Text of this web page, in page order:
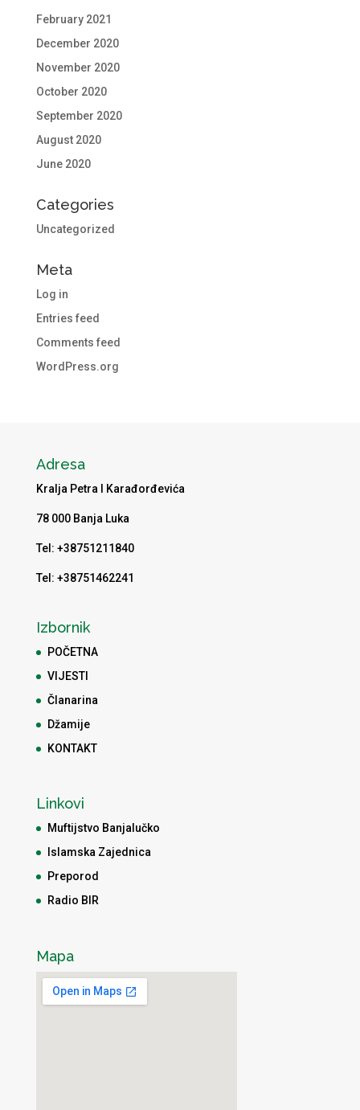
February 2021
December 2020
November 2020
October 2020
September 2020
August 2020
June 2020
Categories
Uncategorized
Meta
Log in
Entries feed
Comments feed
WordPress.org
Adresa
Kralja Petra I Karađorđevića
78 000 Banja Luka
Tel: +38751211840
Tel: +38751462241
Izbornik
POČETNA
VIJESTI
Članarina
Džamije
KONTAKT
Linkovi
Muftijstvo Banjalučko
Islamska Zajednica
Preporod
Radio BIR
Mapa